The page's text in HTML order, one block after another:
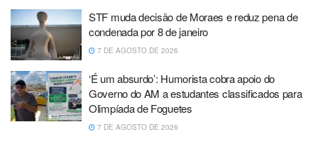
STF muda decisão de Moraes e reduz pena de
condenada por 8 de janeiro
7 DE AGOSTO DE 2026
‘É um absurdo’: Humorista cobra apoio do
Governo do AM a estudantes classificados para
Olimpíada de Foguetes
7 DE AGOSTO DE 2026